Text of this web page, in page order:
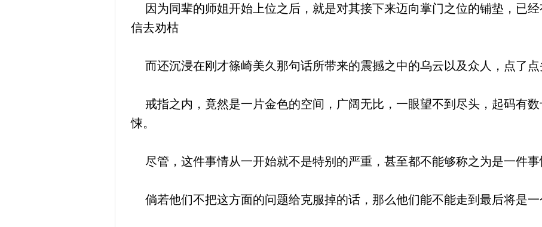
因为同辈的师姐开始上位之后，就是对其接下来迈向掌门之位的铺垫，已
信去劝枯
而还沉浸在刚才篠崎美久那句话所带来的震撼之中的乌云以及众人，点了点
戒指之内，竟然是一片金色的空间，广阔无比，一眼望不到尽头，起码有
悚。
尽管，这件事情从一开始就不是特别的严重，甚至都不能够称之为是一件事
倘若他们不把这方面的问题给克服掉的话，那么他们能不能走到最后将是一